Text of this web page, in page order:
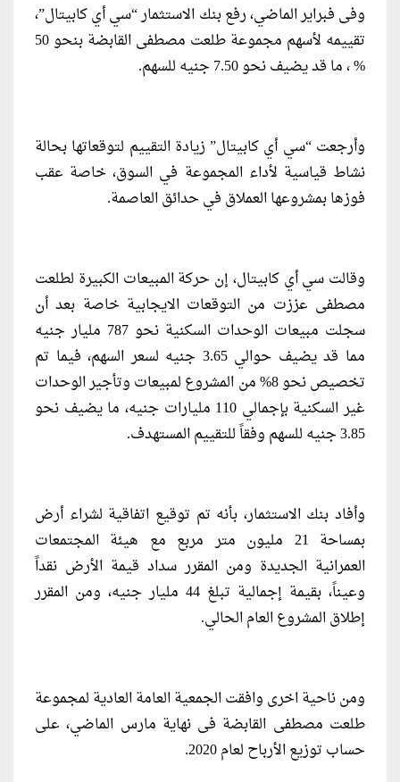
وفى فبراير الماضي، رفع بنك الاستثمار “سي أي كابيتال”،
تقييمه لأسهم مجموعة طلعت مصطفى القابضة بنحو 50
% ، ما قد يضيف نحو 7.50 جنيه للسهم.
وأرجعت “سي أي كابيتال” زيادة التقييم لتوقعاتها بحالة
نشاط قياسية لأداء المجموعة في السوق، خاصة عقب
فوزها بمشروعها العملاق في حدائق العاصمة.
وقالت سي أي كابيتال، إن حركة المبيعات الكبيرة لطلعت
مصطفى عززت من التوقعات الايجابية خاصة بعد أن
سجلت مبيعات الوحدات السكنية نحو 787 مليار جنيه
مما قد يضيف حوالي 3.65 جنيه لسعر السهم، فيما تم
تخصيص نحو 8% من المشروع لمبيعات وتأجير الوحدات
غير السكنية بإجمالي 110 مليارات جنيه، ما يضيف نحو
3.85 جنيه للسهم وفقاً للتقييم المستهدف.
وأفاد بنك الاستثمار، بأنه تم توقيع اتفاقية لشراء أرض
بمساحة 21 مليون متر مربع مع هيئة المجتمعات
العمرانية الجديدة ومن المقرر سداد قيمة الأرض نقداً
وعيناً، بقيمة إجمالية تبلغ 44 مليار جنيه، ومن المقرر
إطلاق المشروع العام الحالي.
ومن ناحية اخرى وافقت الجمعية العامة العادية لمجموعة
طلعت مصطفى القابضة فى نهاية مارس الماضي، على
حساب توزيع الأرباح لعام 2020.